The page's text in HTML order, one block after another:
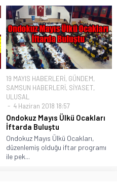
19 MAYIS HABERLERİ, GÜNDEM,
SAMSUN HABERLERİ, SİYASET,
ULUSAL
4 Haziran 2018 18:57
Ondokuz Mayıs Ülkü Ocakları
İftarda Buluştu
Ondokuz Mayıs Ülkü Ocakları,
düzenlemiş olduğu iftar programı
ile pek...